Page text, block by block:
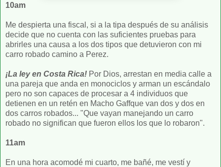
10am
Me despierta una fiscal, si a la tipa después de su análisis
decide que no cuenta con las suficientes pruebas para
abrirles una causa a los dos tipos que detuvieron con mi
carro robado camino a Perez.
¡La ley en Costa Rica! Por Dios, arrestan en media calle a
una pareja que anda en monociclos y arman un escándalo
pero no son capaces de procesar a 4 individuos que
detienen en un retén en Macho Gaffque van dos y dos en
dos carros robados... "Que vayan manejando un carro
robado no significan que fueron ellos los que lo robaron".
11am
En una hora acomodé mi cuarto, me bañé, me vestí y